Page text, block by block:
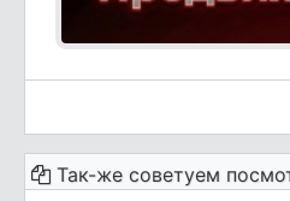
Так-же советуем